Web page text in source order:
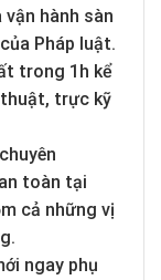
hành sàn
Pháp luật.
trong 1h kể
thuật, trực kỹ
toàn tại
cả những vị
ngay phụ